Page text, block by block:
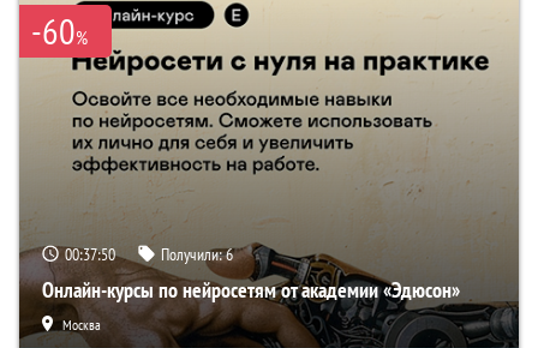
-60%
00:37:49 Получили:6
Онлайн-курсы по нейросетям от академии «Эдюсон»
Москва